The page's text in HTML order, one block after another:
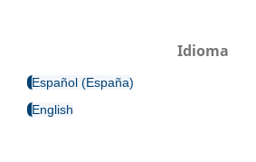
Idioma
Español (España)
English